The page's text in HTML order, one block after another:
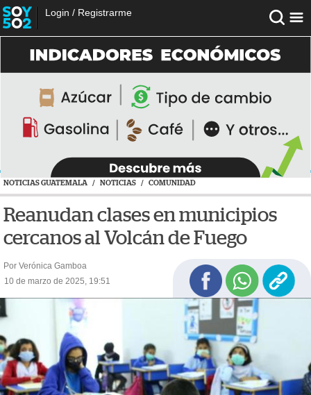
Login / Registrarme
NOTICIAS GUATEMALA / NOTICIAS / COMUNIDAD
Reanudan clases en municipios
cercanos al Volcán de Fuego
Por Verónica Gamboa
10 de marzo de 2025, 19:51